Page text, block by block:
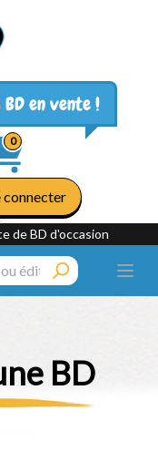
BD en vente !
0
connecter
de BD d'occasion
BD